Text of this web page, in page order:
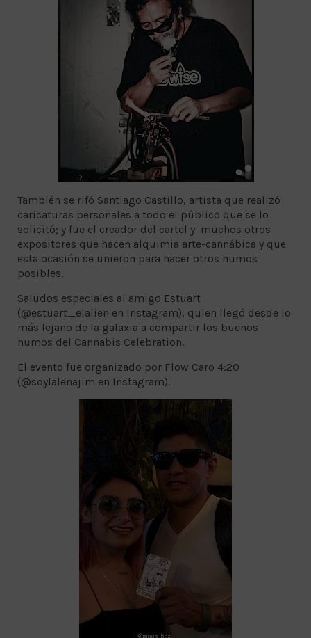
También se rifó Santiago Castillo, artista que realizó
caricaturas personales a todo el público que se lo
solicitó; y fue el creador del cartel y muchos otros
expositores que hacen alquimia arte-cannábica y que
esta ocasión se unieron para hacer otros humos
posibles.
Saludos especiales al amigo Estuart
(@estuart_elalien en Instagram), quien llegó desde lo
más lejano de la galaxia a compartir los buenos
humos del Cannabis Celebration.
El evento fue organizado por Flow Caro 4:20
(@soylalenajim en Instagram).